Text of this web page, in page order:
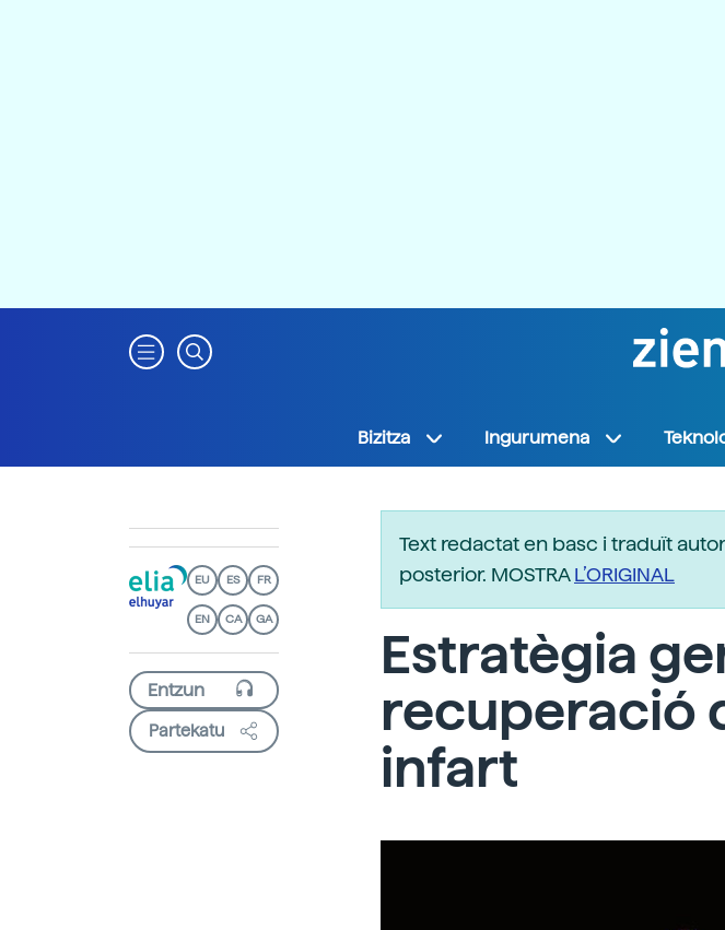
Bizitza Ingurumena
EU ES FR
EN CA GA
Partekatu
Text redactat en basc i traduït
posterior. MOSTRAL’ORIGINAL
Estratègia
recuperació
infart